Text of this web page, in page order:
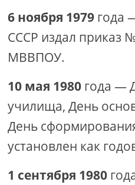
6 ноября 1979 года
СССР издал приказ
МВВПОУ.
10 мая 1980 года —
училища, День
День
установлен как
1 сентября 1980